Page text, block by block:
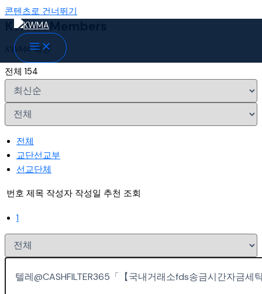
콘텐츠로 건너뛰기
KWMA Members
KWMA 회원
전체 154
전체
교단선교부
선교단체
번호 제목 작성자 작성일 추천 조회
1